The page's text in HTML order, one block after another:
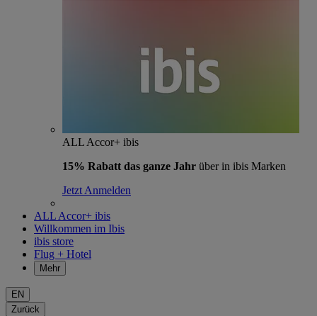
ALL Accor+ ibis
15% Rabatt das ganze Jahr über in ibis Marken
Jetzt Anmelden
ALL Accor+ ibis
Willkommen im Ibis
ibis store
Flug + Hotel
Mehr
EN
Zurück